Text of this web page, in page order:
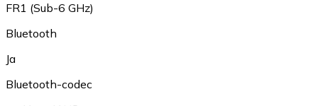
FR1 (Sub-6 GHz)
Bluetooth
Ja
Bluetooth-codec